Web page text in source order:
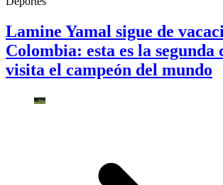
Lamine Yamal sigue de
Colombia: esta es la segunda
visita el campeón del mundo